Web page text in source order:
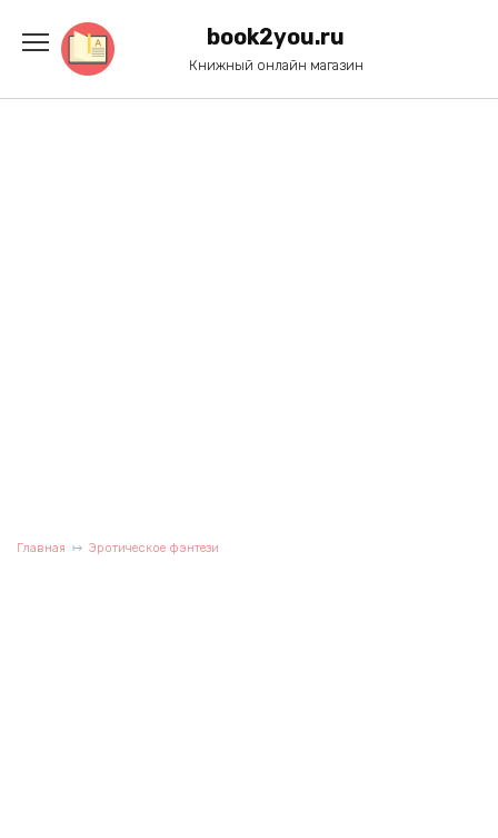
содержанию
book2you.ru
Книжный онлайн магазин
Главная Эротическое фэнтези